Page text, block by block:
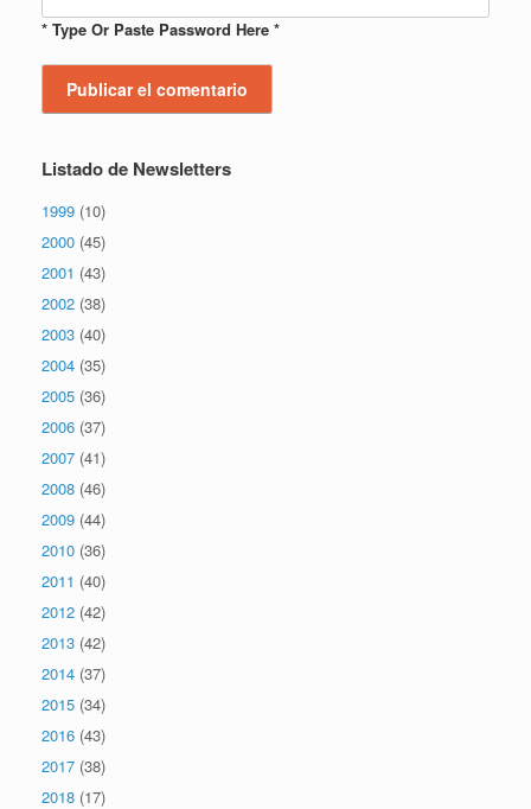
* Type Or Paste Password Here *
Listado de Newsletters
1999 (10)
2000 (45)
2001 (43)
2002 (38)
2003 (40)
2004 (35)
2005 (36)
2006 (37)
2007 (41)
2008 (46)
2009 (44)
2010 (36)
2011 (40)
2012 (42)
2013 (42)
2014 (37)
2015 (34)
2016 (43)
2017 (38)
2018 (17)